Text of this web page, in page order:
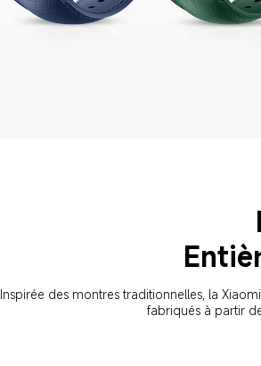
Inspirée des montres traditionnelles, la
fabriqués à partir